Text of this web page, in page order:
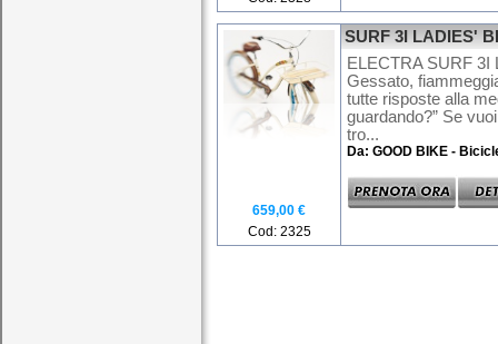
659,00 €
Cod: 2325
SURF 3I LADIES'
ELECTRA SURF
Gessato,
tutte risposte alla
guardando?” Se
tro...
Da: GOOD BIKE -